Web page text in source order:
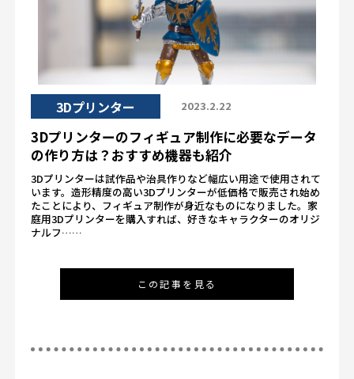
3Dプリンター 2023.2.22
3Dプリンターのフィギュア制作に必要なデータ
の作り方は？おすすめ機器も紹介
3Dプリンターは試作品や治具作りなど幅広い用途で使用されて
います。造形精度の高い3Dプリンターが低価格で販売され始め
たことにより、フィギュア制作が身近なものになりました。家
庭用3Dプリンターを購入すれば、好きなキャラクターのオリジ
ナルフ……
この記事を見る